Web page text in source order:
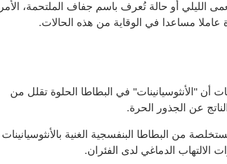
الليلي أو حالة تُعرف باسم جفاف الملتحمة، الأمر
عاملا مساعدا في الوقاية من هذه الحالات.
أن "الأنثوسيانينات" في البطاطا الحلوة تقلل من
عن الجذور الحرة.
من البطاطا البنفسجية الغنية بالأنثوسيانينات
الدماغي لدى الفئران.